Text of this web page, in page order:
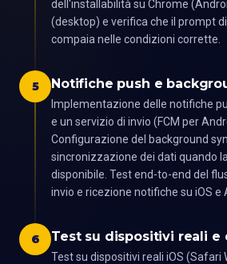
dell'installabilità su Chrome
(desktop) e verifica che il prompt
compaia nelle condizioni corrette.
5 Notifiche push e
Implementazione delle notifiche
e un servizio di invio (FCM per
Configurazione del background
sincronizzazione dei dati quando
disponibile. Test end-to-end del
invio e ricezione notifiche su iOS e
6 Test su dispositivi reali e
Test su dispositivi reali iOS (Safari